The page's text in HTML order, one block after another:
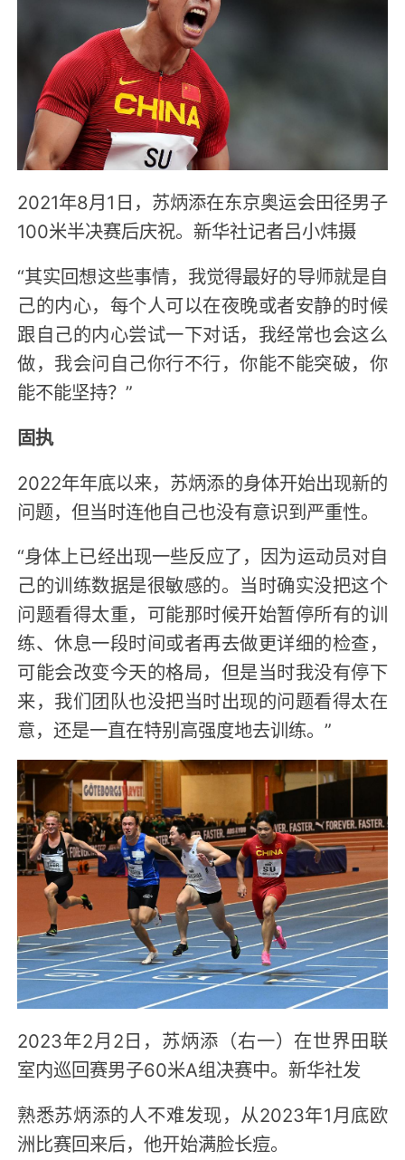
2021年8月1日，苏炳添在东京奥运会田径男子
100米半决赛后庆祝。新华社记者吕小炜摄
“其实回想这些事情，我觉得最好的导师就是自
己的内心，每个人可以在夜晚或者安静的时候
跟自己的内心尝试一下对话，我经常也会这么
做，我会问自己你行不行，你能不能突破，你
能不能坚持？”
固执
2022年年底以来，苏炳添的身体开始出现新的
问题，但当时连他自己也没有意识到严重性。
“身体上已经出现一些反应了，因为运动员对自
己的训练数据是很敏感的。当时确实没把这个
问题看得太重，可能那时候开始暂停所有的训
练、休息一段时间或者再去做更详细的检查，
可能会改变今天的格局，但是当时我没有停下
来，我们团队也没把当时出现的问题看得太在
意，还是一直在特别高强度地去训练。”
2023年2月2日，苏炳添（右一）在世界田联
室内巡回赛男子60米A组决赛中。新华社发
熟悉苏炳添的人不难发现，从2023年1月底欧
洲比赛回来后，他开始满脸长痘。